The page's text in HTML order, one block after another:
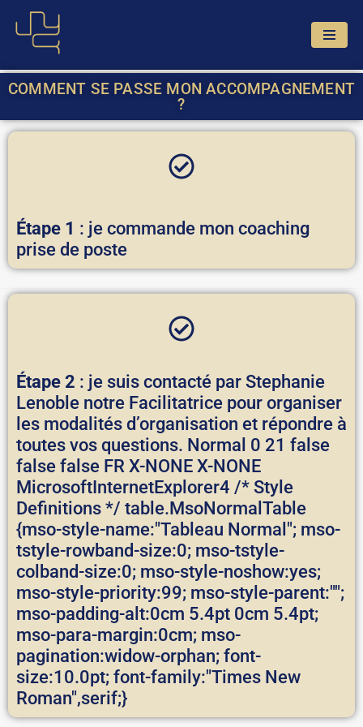
Aller
contenu
COMMENT SE PASSE MON ACCOMPAGNEMENT
?
Étape 1 : je commande mon coaching
prise de poste
Étape 2 : je suis contacté par Stephanie
Lenoble notre Facilitatrice pour organiser
les modalités d’organisation et répondre à
toutes vos questions. Normal 0 21 false
false false FR X-NONE X-NONE
MicrosoftInternetExplorer4 /* Style
Definitions */ table.MsoNormalTable
{mso-style-name:"Tableau Normal"; mso-
tstyle-rowband-size:0; mso-tstyle-
colband-size:0; mso-style-noshow:yes;
mso-style-priority:99; mso-style-parent:"";
mso-padding-alt:0cm 5.4pt 0cm 5.4pt;
mso-para-margin:0cm; mso-
pagination:widow-orphan; font-
size:10.0pt; font-family:"Times New
Roman",serif;}